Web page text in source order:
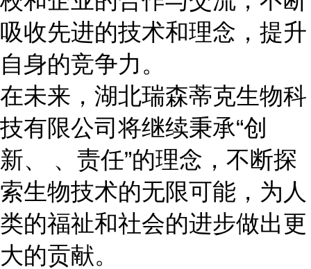
吸收先进的技术和理念，提升
自身的竞争力。
在未来，湖北瑞森蒂克生物科
技有限公司将继续秉承“创
新、 、责任”的理念，不断探
索生物技术的无限可能，为人
类的福祉和社会的进步做出更
大的贡献。